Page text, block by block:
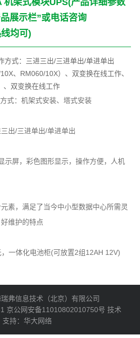
机架式模块UPS(产品详细参数
展示栏”或电话咨询
均可)
方式：三进三出/三进单出/单进单出
、RM060/10X）、双变换在线工作、
、双变换在线工作
式：机架式安装、塔式安装
出/三进单出/单进单出
示屏，彩色图形显示，操作方便，人机
素，满足了当今中小型数据中心所需灵
维护的特点
一体化电池柜(可放置2组12AH 12V)
弗信息技术（北京）有限公司
京公网安备11010802010750号 技术
支持： 华大网络